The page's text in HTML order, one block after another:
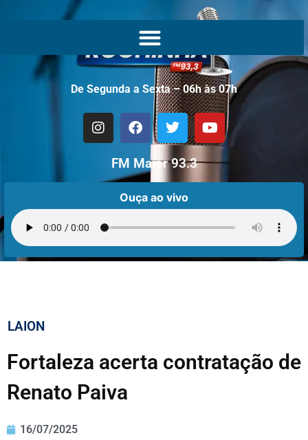
De Segunda a Sexta – 06h às 07h
FM Maior 93.3
Ouça ao vivo
LAION
Fortaleza acerta contratação de
Renato Paiva
16/07/2025